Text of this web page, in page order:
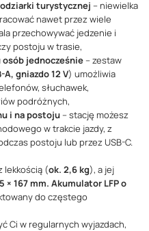
turystycznej – niewielka
nawet przez wiele
przechowywać jedzenie i
postoju w trasie,
jednocześnie – zestaw
A, gniazdo 12 V) umożliwia
słuchawek,
podróżnych,
i na postoju – stację możesz
w trakcie jazdy, z
postoju lub przez USB-C.
lekkością (ok. 2,6 kg), a jej
× 167 mm. Akumulator LFP o
do częstego
Ci w regularnych wyjazdach,